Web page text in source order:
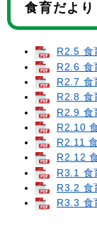
食育だより
R2.5 食
R2.6 食
R2.7 食
R2.8 食
R2.9 食
R2.10
R2.11
R2.12
R3.1 食
R3.2 食
R3.3 食